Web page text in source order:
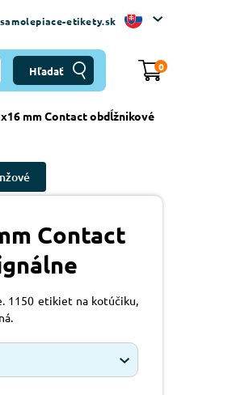
samolepiace-etikety.sk
0
mm Contact obdĺžnikové
Contact
1150 etikiet na kotúčiku,